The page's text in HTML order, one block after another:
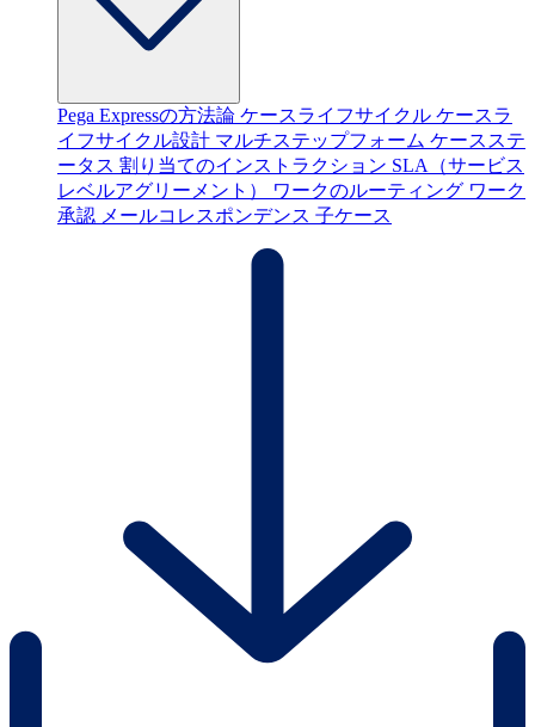
Pega Expressの方法論 ケースライフサイクル ケースラ
イフサイクル設計 マルチステップフォーム ケースステ
ータス 割り当てのインストラクション SLA（サービス
レベルアグリーメント）
ワークのルーティング ワーク
承認 メールコレスポンデンス 子ケース